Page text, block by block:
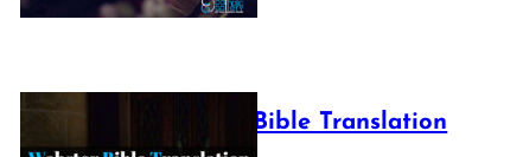
Webster Bible Translation